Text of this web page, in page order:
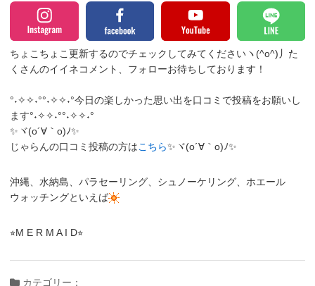
ちょこちょこ更新するのでチェックしてみてくださいヽ(^o^)丿 た
くさんのイイネコメント、フォローお待ちしております！
°˖✧✧˖°°˖✧✧˖°今日の楽しかった思い出を口コミで投稿をお願いし
ます°˖✧✧˖°°˖✧✧˖°
✨ヾ(o´∀｀o)ﾉ✨
じゃらんの口コミ投稿の方はこちら✨ヾ(o´∀｀o)ﾉ✨
沖縄、水納島、パラセーリング、シュノーケリング、ホエール
ウォッチングといえば
⭐︎M E R M A I D⭐︎
カテゴリー：